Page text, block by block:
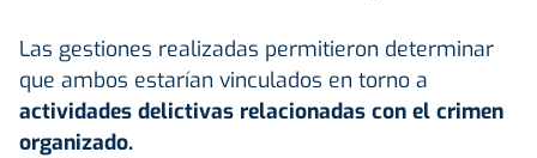
Las gestiones realizadas permitieron determinar
que ambos estarían vinculados en torno a
actividades delictivas relacionadas con el crimen
organizado.